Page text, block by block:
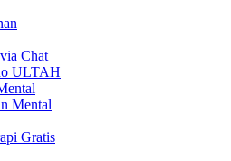
Chat
ULTAH
Mental
Gratis